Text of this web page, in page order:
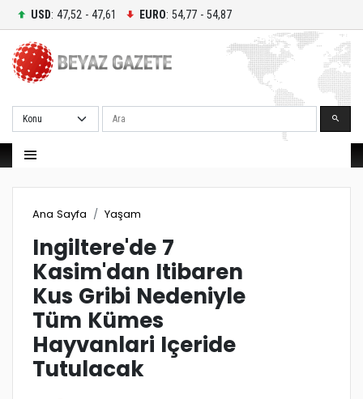
USD: 47,52 - 47,61 EURO: 54,77 - 54,87
Ara
Ana Sayfa Yaşam
Ingiltere'de 7
Kasim'dan Itibaren
Kus Gribi Nedeniyle
Tüm Kümes
Hayvanlari Içeride
Tutulacak